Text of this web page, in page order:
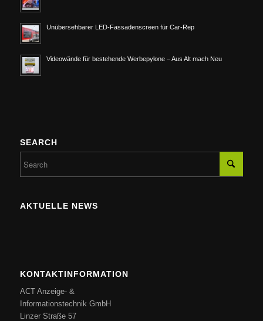
Unübersehbarer LED-Fassadenscreen für Car-Rep
Videowände für bestehende Werbepylone – Aus Alt mach Neu
SEARCH
AKTUELLE NEWS
KONTAKTINFORMATION
ACT Anzeige- &
Informationstechnik GmbH
Linzer Straße 57